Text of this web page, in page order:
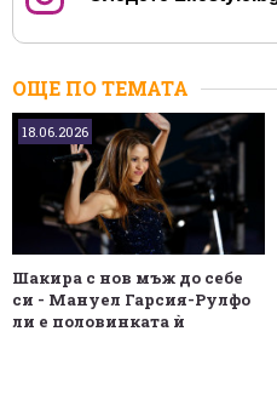
ОЩЕ ПО ТЕМАТА
18.06.2026
Шакира с нов мъж до себе
си - Мануел Гарсия-Рулфо
ли е половинката ѝ